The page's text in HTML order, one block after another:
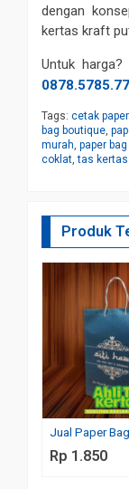
dengan
kertas kraft
Untuk harga?
Tags:cetak
bag boutique,
murah,paper
coklat,tas
Produk
Jual Paper
Rp 1.850